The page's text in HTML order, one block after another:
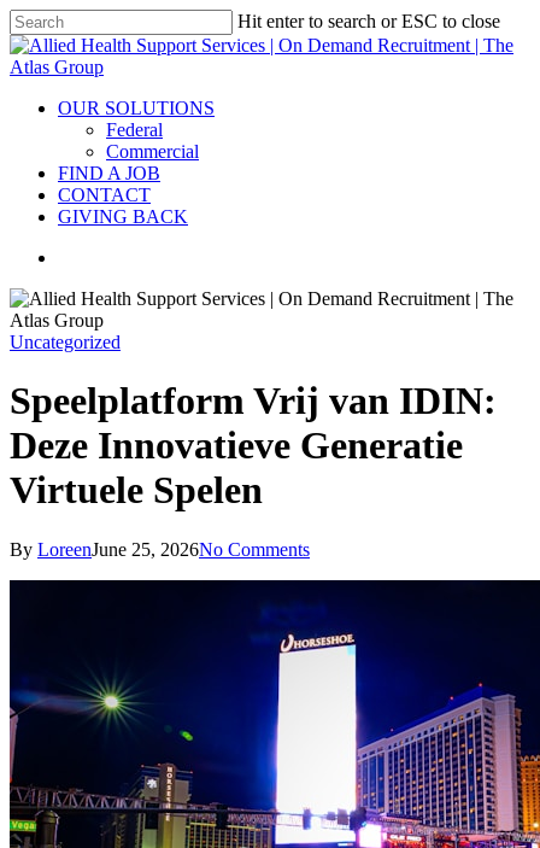
Hit enter to search or ESC to close
OUR SOLUTIONS
Federal
Commercial
FIND A JOB
CONTACT
GIVING BACK
Uncategorized
Speelplatform Vrij van IDIN:
Deze Innovatieve Generatie
Virtuele Spelen
By LoreenJune 25, 2026No Comments